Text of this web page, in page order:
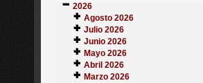
2026
Agosto 2026
Julio 2026
Junio 2026
Mayo 2026
Abril 2026
Marzo 2026